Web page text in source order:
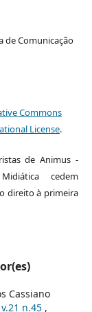
de Comunicação
Commons
License.
de Animus -
cedem
direito à primeira
Cassiano
n.45 ,